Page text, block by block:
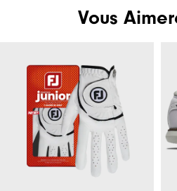
Vous